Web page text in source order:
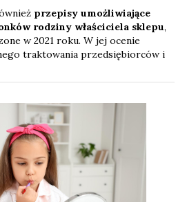
przepisy umożliwiające
rodziny właściciela sklepu,
w 2021 roku. W jej ocenie
traktowania przedsiębiorców i